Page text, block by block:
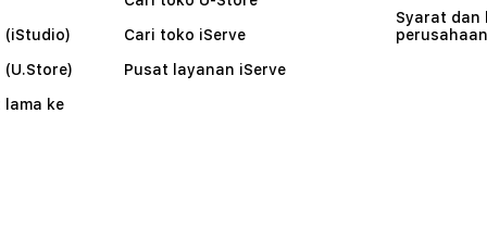
lama ke
Cari toko iServe
Pusat layanan iServe
Syarat dan
perusahaan